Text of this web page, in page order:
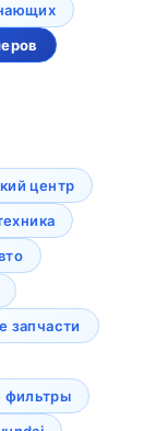
центр
запчасти